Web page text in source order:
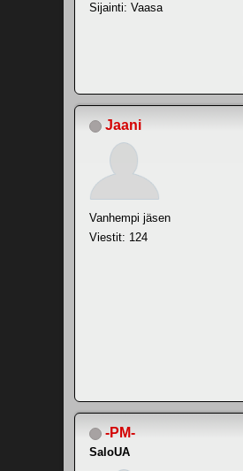
Sijainti: Vaasa
Jaani
Vanhempi jäsen
Viestit: 124
-PM-
SaloUA